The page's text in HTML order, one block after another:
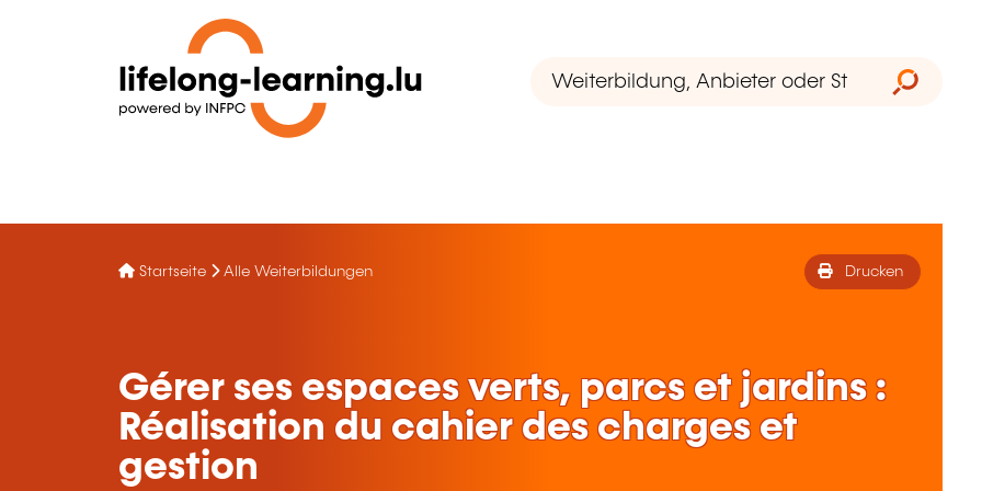
Startseite Alle Weiterbildungen Drucken
Gérer ses espaces verts, parcs et jardins :
Réalisation du cahier des charges et
gestion